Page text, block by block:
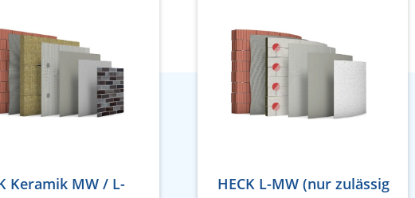
Keramik MW / L-
HECK L-MW (nur zulässig